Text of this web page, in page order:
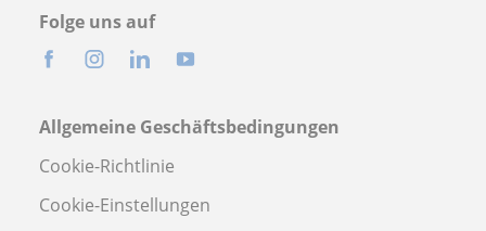
Folge uns auf
Allgemeine Geschäftsbedingungen
Cookie-Richtlinie
Cookie-Einstellungen